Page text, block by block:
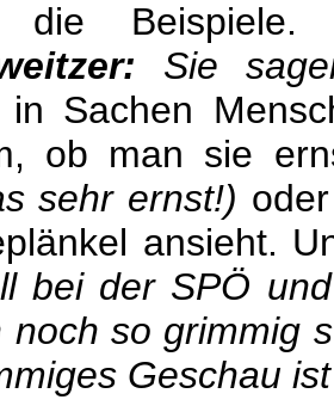
die
Sie
in Sachen
ob man sie
sehr ernst!)
ansieht.
bei der SPÖ
noch so grimmig
Geschau